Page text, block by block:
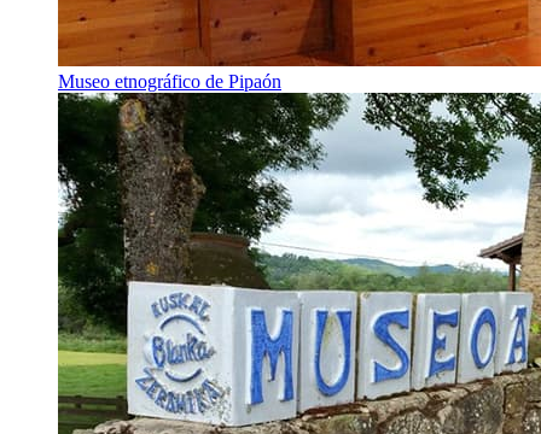
Museo etnográfico de Pipaón